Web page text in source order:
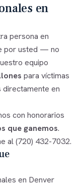
en
persona en
por usted — no
equipo
para víctimas
directamente en
con honorarios
que ganemos.
al(720) 432-7032.
en Denver